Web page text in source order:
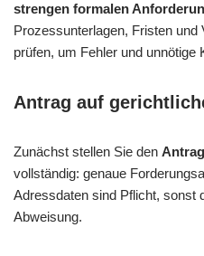
strengen formalen
Prozessunterlagen, Fristen
prüfen, um Fehler und unnötige
Antrag auf
Zunächst stellen Sie den
vollständig: genaue
Adressdaten sind Pflicht, sonst
Abweisung.